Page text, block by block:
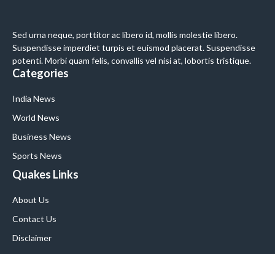
Sed urna neque, porttitor ac libero id, mollis molestie libero.
Suspendisse imperdiet turpis et euismod placerat. Suspendisse
potenti. Morbi quam felis, convallis vel nisi at, lobortis tristique.
Categories
India News
World News
Business News
Sports News
Quakes Links
About Us
Contact Us
Disclaimer